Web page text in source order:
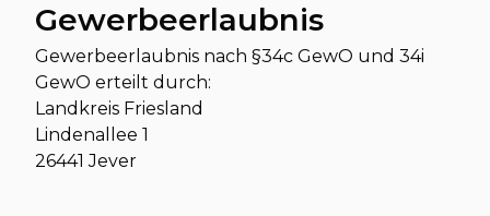
Gewerbeerlaubnis
Gewerbeerlaubnis nach §34c GewO und 34i
GewO erteilt durch:
Landkreis Friesland
Lindenallee 1
26441 Jever